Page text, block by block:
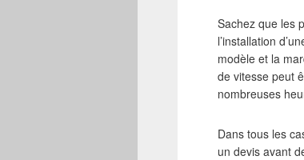
Sachez que les
l’installation
modèle et la
de vitesse peut
nombreuses
Dans tous les
un devis avant